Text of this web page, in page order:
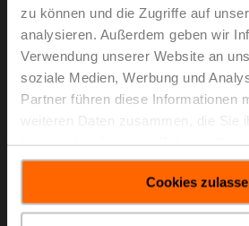
zu können und die Zugriffe auf
analysieren. Außerdem geben wir
Verwendung unserer Website an
soziale Medien, Werbung und
Partner führen diese Informationen
gesammelt haben.
Cookies
Schnellläufer-Drehantrieb, 2 Nm,
Auf/Zu, 3-Punkt, 35 s, Formschluss
Dieser Artikel wird auf Bestellung
nicht zurückgegeben werden, falls
benötigt.
Listenpreis
In